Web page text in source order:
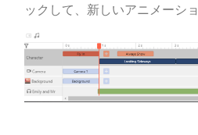
ックして、新しいアニメーシ